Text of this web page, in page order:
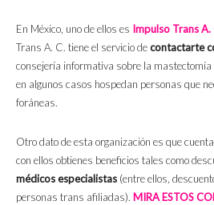
En México, uno de ellos es Impulso Trans A.
Trans A. C. tiene el servicio decontactarte
consejería informativa sobre la
en algunos casos hospedan personas que
foráneas.
Otro dato de esta organización es que
con ellos obtienes beneficios tales como
médicos especialistas (entre ellos,
personas trans afiliadas). MIRA ESTOS